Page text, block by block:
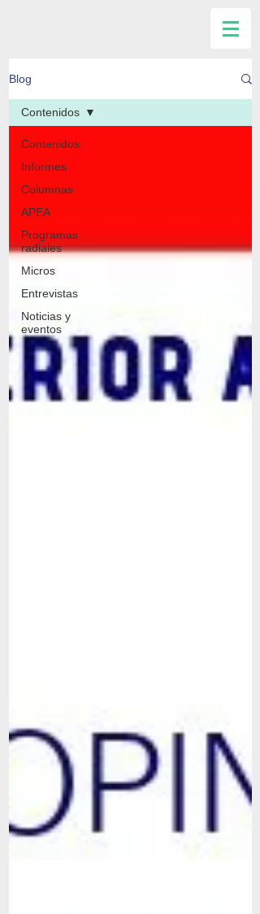
Blog
Contenidos
Informes
Columnas
APEA
Programas
radiales
Micros
Entrevistas
Noticias y
eventos
Contenidos